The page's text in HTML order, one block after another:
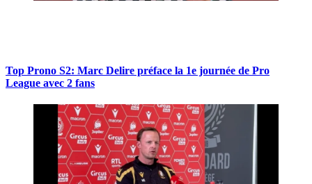
Top Prono S2: Marc Delire préface la 1e journée de Pro
League avec 2 fans